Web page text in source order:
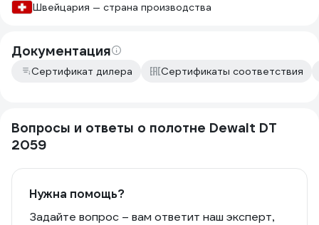
Швейцария — страна производства
Документация
Сертификат дилера Сертификаты соответствия
Вопросы и ответы о полотне Dewalt DT
2059
Нужна помощь?
Задайте вопрос – вам ответит наш эксперт,